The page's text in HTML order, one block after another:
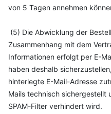
von 5 Tagen annehmen
(5) Die Abwicklung der
Zusammenhang mit dem
Informationen erfolgt per E-
haben deshalb
hinterlegte E-Mail-Adresse
Mails technisch sichergestellt
SPAM-Filter verhindert wird.